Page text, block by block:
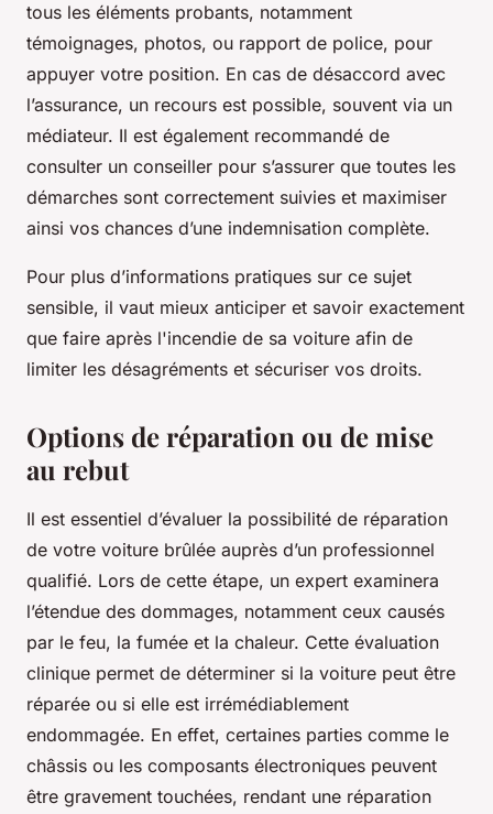
tous les éléments probants, notamment
témoignages, photos, ou rapport de police, pour
appuyer votre position. En cas de désaccord avec
l’assurance, un recours est possible, souvent via un
médiateur. Il est également recommandé de
consulter un conseiller pour s’assurer que toutes les
démarches sont correctement suivies et maximiser
ainsi vos chances d’une indemnisation complète.
Pour plus d’informations pratiques sur ce sujet
sensible, il vaut mieux anticiper et savoir exactement
que faire après l'incendie de sa voiture afin de
limiter les désagréments et sécuriser vos droits.
Options de réparation ou de mise
au rebut
Il est essentiel d’évaluer la possibilité de réparation
de votre voiture brûlée auprès d’un professionnel
qualifié. Lors de cette étape, un expert examinera
l’étendue des dommages, notamment ceux causés
par le feu, la fumée et la chaleur. Cette évaluation
clinique permet de déterminer si la voiture peut être
réparée ou si elle est irrémédiablement
endommagée. En effet, certaines parties comme le
châssis ou les composants électroniques peuvent
être gravement touchées, rendant une réparation